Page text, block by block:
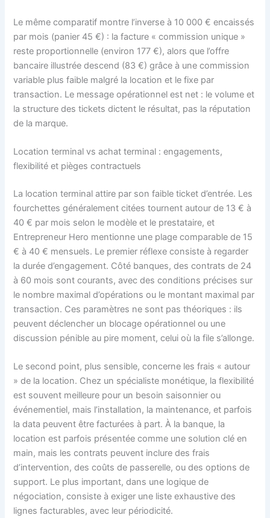
Le même comparatif montre l’inverse à 10 000 € encaissés
par mois (panier 45 €) : la facture « commission unique »
reste proportionnelle (environ 177 €), alors que l’offre
bancaire illustrée descend (83 €) grâce à une commission
variable plus faible malgré la location et le fixe par
transaction. Le message opérationnel est net : le volume et
la structure des tickets dictent le résultat, pas la réputation
de la marque.
Location terminal vs achat terminal : engagements,
flexibilité et pièges contractuels
La location terminal attire par son faible ticket d’entrée. Les
fourchettes généralement citées tournent autour de 13 € à
40 € par mois selon le modèle et le prestataire, et
Entrepreneur Hero mentionne une plage comparable de 15
€ à 40 € mensuels. Le premier réflexe consiste à regarder
la durée d’engagement. Côté banques, des contrats de 24
à 60 mois sont courants, avec des conditions précises sur
le nombre maximal d’opérations ou le montant maximal par
transaction. Ces paramètres ne sont pas théoriques : ils
peuvent déclencher un blocage opérationnel ou une
discussion pénible au pire moment, celui où la file s’allonge.
Le second point, plus sensible, concerne les frais « autour
» de la location. Chez un spécialiste monétique, la flexibilité
est souvent meilleure pour un besoin saisonnier ou
événementiel, mais l’installation, la maintenance, et parfois
la data peuvent être facturées à part. À la banque, la
location est parfois présentée comme une solution clé en
main, mais les contrats peuvent inclure des frais
d’intervention, des coûts de passerelle, ou des options de
support. Le plus important, dans une logique de
négociation, consiste à exiger une liste exhaustive des
lignes facturables, avec leur périodicité.